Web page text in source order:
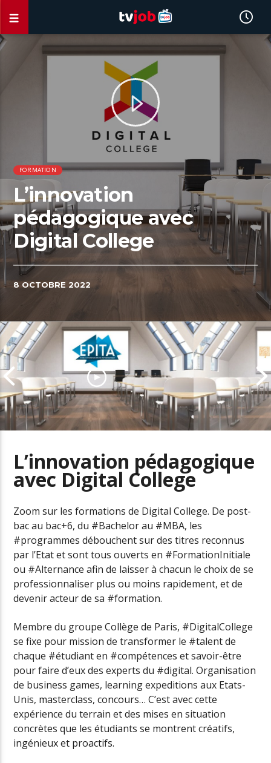
FORMATION
L’innovation
pédagogique avec
Digital College
8 OCTOBRE 2022
EPITA, l’école d’Ingénieurs
amplificatrice de talents
L’innovation pédagogique
avec Digital College
Zoom sur les formations de Digital College. De post-
bac au bac+6, du #Bachelor au #MBA, les
#programmes débouchent sur des titres reconnus
par l’Etat et sont tous ouverts en #FormationInitiale
ou #Alternance afin de laisser à chacun le choix de se
professionnaliser plus ou moins rapidement, et de
devenir acteur de sa #formation.
Membre du groupe Collège de Paris, #DigitalCollege
se fixe pour mission de transformer le #talent de
chaque #étudiant en #compétences et savoir-être
pour faire d’eux des experts du #digital. Organisation
de business games, learning expeditions aux Etats-
Unis, masterclass, concours… C’est avec cette
expérience du terrain et des mises en situation
concrètes que les étudiants se montrent créatifs,
ingénieux et proactifs.